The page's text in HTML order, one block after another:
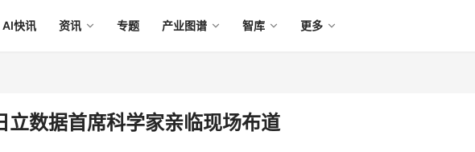
AI快讯 资讯 专题 产业图谱 智库 更多
数据首席科学家亲临现场布道